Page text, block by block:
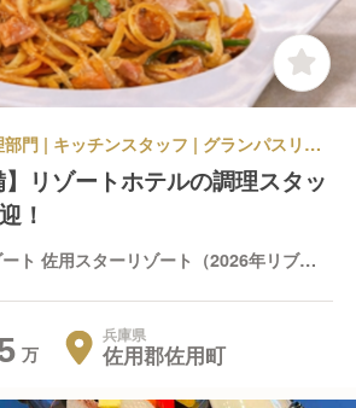
リゾートホテル | 調理部門 | キッチンスタッフ | グランパスリゾート 佐用スターリゾート（2026年リブランド/グランパススターリゾート）
】リゾートホテルの調理スタッ
！
ト 佐用スターリゾート（2026年リブラ
兵庫県
佐用郡佐用町